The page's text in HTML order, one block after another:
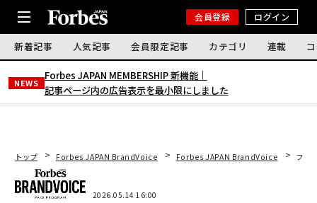
会員登録 ログイン
新着記事 人気記事 会員限定記事 カテゴリ 連載
NEWS
Forbes JAPAN MEMBERSHIP 新機能｜
記事ページ内の広告表示を最小限にしました
トップ Forbes JAPAN BrandVoice Forbes JAPAN BrandVoice フィ
2026.05.14 16:00